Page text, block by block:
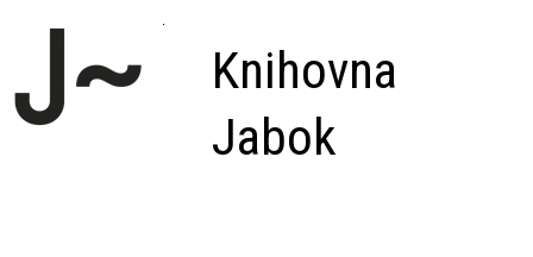
Přejít k hlavnímu obsahu
Knihovna
Jabok